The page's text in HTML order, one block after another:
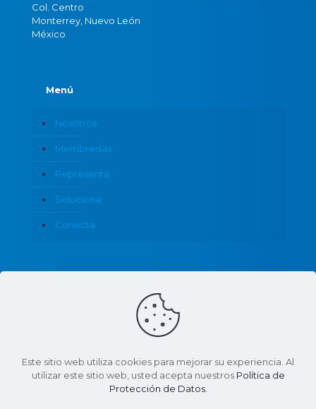
Col. Centro
Monterrey, Nuevo León
México
Menú
Nosotros
Membresías
Representa
Soluciona
Conecta
Política de Privacidad
Este sitio web utiliza cookies para mejorar su experiencia. Al
utilizar este sitio web, usted acepta nuestros Política de
Protección de Datos.